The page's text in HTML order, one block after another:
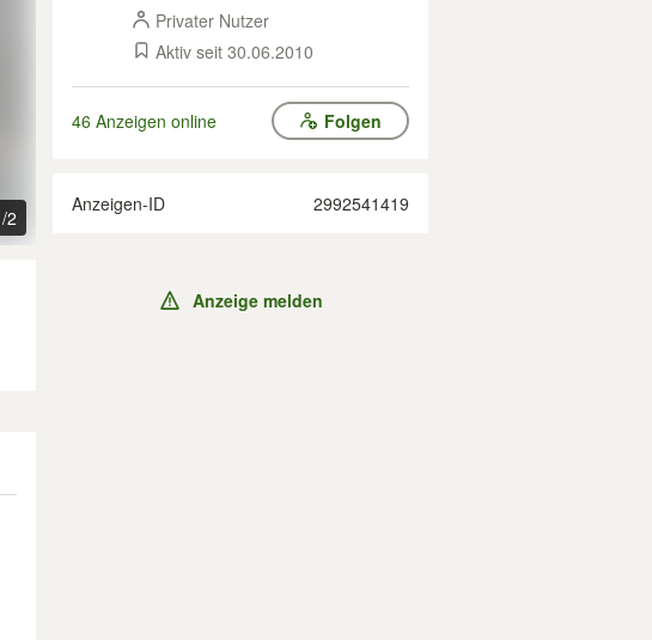
/2
Privater Nutzer
Aktiv seit 30.06.2010
46 Anzeigen online Folgen
Anzeigen-ID 2992541419
Anzeige melden